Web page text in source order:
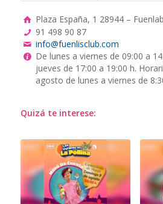
Plaza España, 1 28944 –
91 498 90 87
info@fuenlisclub.com
De lunes a viernes de 09:00 a
jueves de 17:00 a 19:00 h.
agosto de lunes a viernes de
Quizá te interese: